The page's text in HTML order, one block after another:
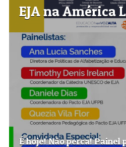
EJA na América
É hoje! Nâo perca! Painel